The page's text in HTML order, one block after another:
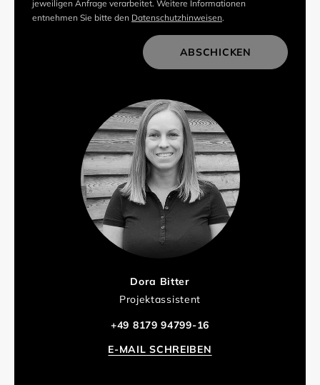
Dora Bitter
Projektassistent
+49 8179 94799-16
E-MAIL SCHREIBEN
jeweiligen Anfrage verarbeitet. Weitere Informationen
entnehmen Sie bitte den Datenschutzhinweisen.
ABSCHICKEN